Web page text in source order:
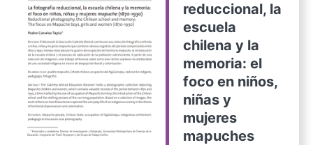
reduccional, la
escuela
chilena y la
memoria: el
foco en niños,
niñas y
mujeres
mapuches